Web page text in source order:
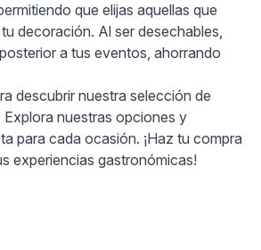
que elijas aquellas que
decoración. Al ser desechables,
a tus eventos, ahorrando
descubrir nuestra selección de
Explora nuestras opciones y
para cada ocasión. ¡Haz tu compra
experiencias gastronómicas!